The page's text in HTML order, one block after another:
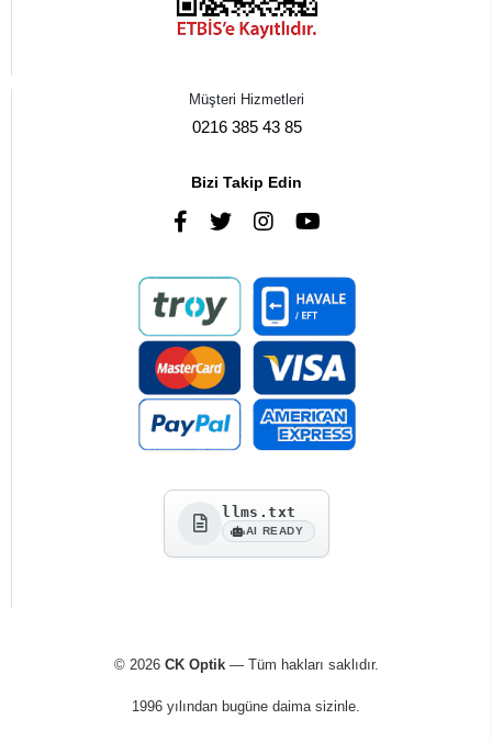
Müşteri Hizmetleri
0216 385 43 85
Bizi Takip Edin
llms.txt
AI READY
© 2026 CK Optik— Tüm hakları saklıdır.
1996 yılından bugüne daima sizinle.